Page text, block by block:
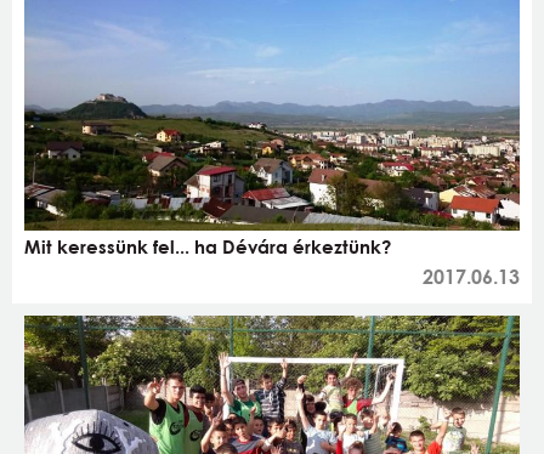
Mit keressünk fel... ha Dévára érkeztünk?
2017.06.13